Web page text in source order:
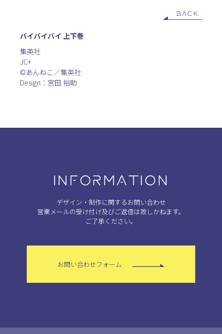
BACK
バイバイバイ 上下巻
集英社
JC+
©︎あんねこ／集英社
Design：宮田 裕助
INFORMATION
デザイン・制作に関するお問い合わせ
営業メールの受け付け及びご返信は致しかねます。
ご了承ください。
お問い合わせフォーム